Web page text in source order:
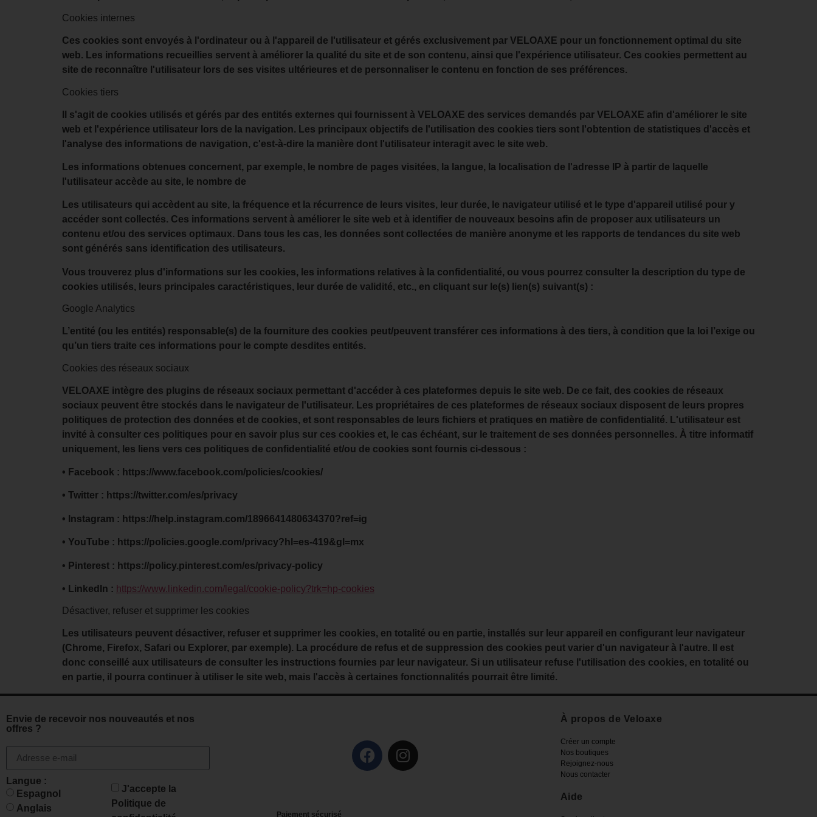
Cookies internes
Ces cookies sont envoyés à l'ordinateur ou à l'appareil de l'utilisateur et gérés exclusivement par VELOAXE pour un fonctionnement optimal du site
web. Les informations recueillies servent à améliorer la qualité du site et de son contenu, ainsi que l'expérience utilisateur. Ces cookies permettent au
site de reconnaître l'utilisateur lors de ses visites ultérieures et de personnaliser le contenu en fonction de ses préférences.
Cookies tiers
Il s'agit de cookies utilisés et gérés par des entités externes qui fournissent à VELOAXE des services demandés par VELOAXE afin d'améliorer le site
web et l'expérience utilisateur lors de la navigation. Les principaux objectifs de l'utilisation des cookies tiers sont l'obtention de statistiques d'accès et
l'analyse des informations de navigation, c'est-à-dire la manière dont l'utilisateur interagit avec le site web.
Les informations obtenues concernent, par exemple, le nombre de pages visitées, la langue, la localisation de l'adresse IP à partir de laquelle
l'utilisateur accède au site, le nombre de
Les utilisateurs qui accèdent au site, la fréquence et la récurrence de leurs visites, leur durée, le navigateur utilisé et le type d'appareil utilisé pour y
accéder sont collectés. Ces informations servent à améliorer le site web et à identifier de nouveaux besoins afin de proposer aux utilisateurs un
contenu et/ou des services optimaux. Dans tous les cas, les données sont collectées de manière anonyme et les rapports de tendances du site web
sont générés sans identification des utilisateurs.
Vous trouverez plus d'informations sur les cookies, les informations relatives à la confidentialité, ou vous pourrez consulter la description du type de
cookies utilisés, leurs principales caractéristiques, leur durée de validité, etc., en cliquant sur le(s) lien(s) suivant(s) :
Google Analytics
L’entité (ou les entités) responsable(s) de la fourniture des cookies peut/peuvent transférer ces informations à des tiers, à condition que la loi l’exige ou
qu’un tiers traite ces informations pour le compte desdites entités.
Cookies des réseaux sociaux
VELOAXE intègre des plugins de réseaux sociaux permettant d'accéder à ces plateformes depuis le site web. De ce fait, des cookies de réseaux
sociaux peuvent être stockés dans le navigateur de l'utilisateur. Les propriétaires de ces plateformes de réseaux sociaux disposent de leurs propres
politiques de protection des données et de cookies, et sont responsables de leurs fichiers et pratiques en matière de confidentialité. L'utilisateur est
invité à consulter ces politiques pour en savoir plus sur ces cookies et, le cas échéant, sur le traitement de ses données personnelles. À titre informatif
uniquement, les liens vers ces politiques de confidentialité et/ou de cookies sont fournis ci-dessous :
• Facebook : https://www.facebook.com/policies/cookies/
• Twitter : https://twitter.com/es/privacy
• Instagram : https://help.instagram.com/1896641480634370?ref=ig
• YouTube : https://policies.google.com/privacy?hl=es-419&gl=mx
• Pinterest : https://policy.pinterest.com/es/privacy-policy
• LinkedIn : https://www.linkedin.com/legal/cookie-policy?trk=hp-cookies
Désactiver, refuser et supprimer les cookies
Les utilisateurs peuvent désactiver, refuser et supprimer les cookies, en totalité ou en partie, installés sur leur appareil en configurant leur navigateur
(Chrome, Firefox, Safari ou Explorer, par exemple). La procédure de refus et de suppression des cookies peut varier d'un navigateur à l'autre. Il est
donc conseillé aux utilisateurs de consulter les instructions fournies par leur navigateur. Si un utilisateur refuse l'utilisation des cookies, en totalité ou
en partie, il pourra continuer à utiliser le site web, mais l'accès à certaines fonctionnalités pourrait être limité.
Envie de recevoir nos nouveautés et nos
offres ?
Langue :
Espagnol
Anglais
J'accepte la
Politique de
Paiement sécurisé
À propos de Veloaxe
Créer un compte
Nos boutiques
Rejoignez-nous
Nous contacter
Aide